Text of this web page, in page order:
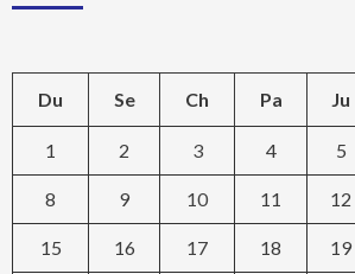
Du Se Ch Pa Ju
1 2 3 4 5
8 9 10 11 12
15 16 17 18 19